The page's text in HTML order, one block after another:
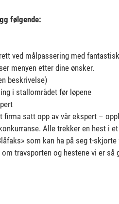
følgende:
ved målpassering med
menyen etter dine ønsker.
beskrivelse)
i stallområdet før løpene
satt opp av vår ekspert –
Alle trekker en hest i
som kan ha på seg t-
travsporten og hestene vi er så